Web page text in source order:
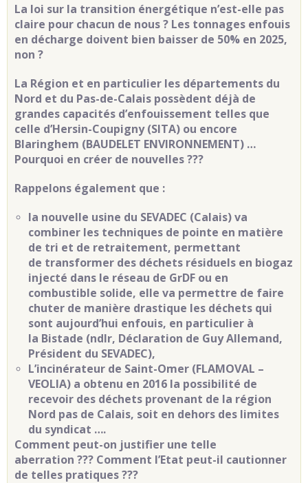
La loi sur la transition énergétique n’est-elle pas
claire pour chacun de nous ? Les tonnages enfouis
en décharge doivent bien baisser de 50% en 2025,
non ?
La Région et en particulier les départements du
Nord et du Pas-de-Calais possèdent déjà de
grandes capacités d’enfouissement telles que
celle d’Hersin-Coupigny (SITA) ou encore
Blaringhem (BAUDELET ENVIRONNEMENT) …
Pourquoi en créer de nouvelles ???
Rappelons également que :
la nouvelle usine du SEVADEC (Calais)va
combiner les techniques de pointe en matière
de tri et de retraitement, permettant
de transformer des déchets résiduels en biogaz
injecté dans le réseau de GrDF ou en
combustible solide, elle va permettre de faire
chuter de manière drastique les déchets qui
sont aujourd’hui enfouis, en particulier à
la Bistade (ndlr, Déclaration de Guy Allemand,
Président du SEVADEC),
L’incinérateur de Saint-Omer (FLAMOVAL –
VEOLIA) a obtenu en 2016 la possibilité de
recevoir des déchets provenant de la région
Nord pas de Calais, soit en dehors des limites
du syndicat ….
Comment peut-on justifier une telle
aberration ??? Comment l’Etat peut-il cautionner
de telles pratiques ???